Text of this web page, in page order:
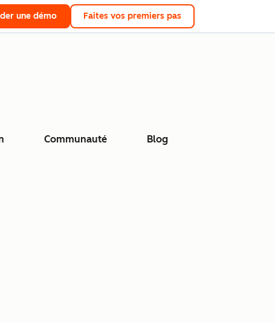
une démo Faites vos premiers pas
Communauté Blog